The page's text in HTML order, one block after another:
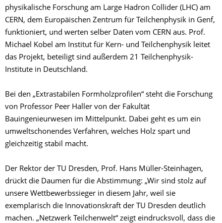
physikalische Forschung am Large Hadron Collider (LHC) am
CERN, dem Europäischen Zentrum für Teilchenphysik in Genf,
funktioniert, und werten selber Daten vom CERN aus. Prof.
Michael Kobel am Institut für Kern- und Teilchenphysik leitet
das Projekt, beteiligt sind außerdem 21 Teilchenphysik-
Institute in Deutschland.
Bei den „Extrastabilen Formholzprofilen“ steht die Forschung
von Professor Peer Haller von der Fakultät
Bauingenieurwesen im Mittelpunkt. Dabei geht es um ein
umweltschonendes Verfahren, welches Holz spart und
gleichzeitig stabil macht.
Der Rektor der TU Dresden, Prof. Hans Müller-Steinhagen,
drückt die Daumen für die Abstimmung: „Wir sind stolz auf
unsere Wettbewerbssieger in diesem Jahr, weil sie
exemplarisch die Innovationskraft der TU Dresden deutlich
machen. „Netzwerk Teilchenwelt“ zeigt eindrucksvoll, dass die